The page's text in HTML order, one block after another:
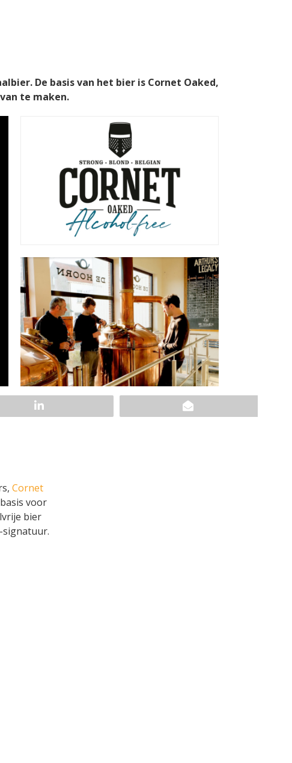
De basis van het bier is Cornet Oaked,
te maken.
Cornet
voor
bier
signatuur.